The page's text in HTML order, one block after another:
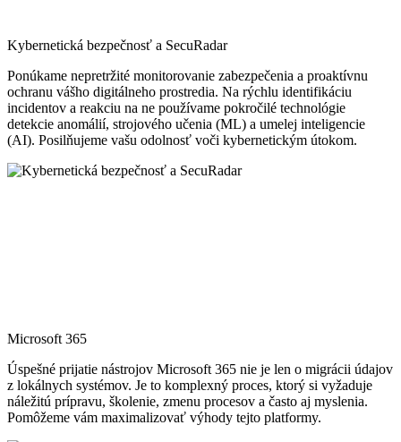
Kybernetická bezpečnosť a SecuRadar
Ponúkame nepretržité monitorovanie zabezpečenia a proaktívnu
ochranu vášho digitálneho prostredia. Na rýchlu identifikáciu
incidentov a reakciu na ne používame pokročilé technológie
detekcie anomálií, strojového učenia (ML) a umelej inteligencie
(AI). Posilňujeme vašu odolnosť voči kybernetickým útokom.
Microsoft 365
Úspešné prijatie nástrojov Microsoft 365 nie je len o migrácii údajov
z lokálnych systémov. Je to komplexný proces, ktorý si vyžaduje
náležitú prípravu, školenie, zmenu procesov a často aj myslenia.
Pomôžeme vám maximalizovať výhody tejto platformy.